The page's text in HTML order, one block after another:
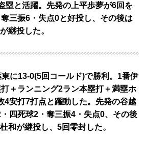
塁と活躍。先発の上平歩夢が6回を
三振6・失点0と好投し、その後は
継投した。
に13-0(5回コールド)で勝利。1番伊
＋ランニング2ラン本塁打＋満塁ホ
4安打7打点と躍動した。先発の谷越
四死球2・奪三振4・失点0、その後
和が継投し、5回零封した。